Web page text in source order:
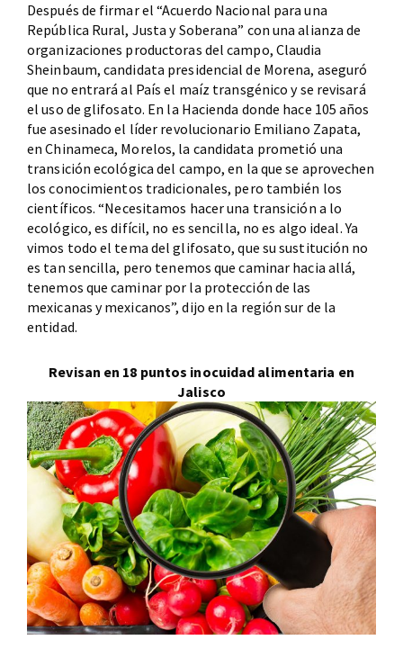
Después de firmar el “Acuerdo Nacional para una
República Rural, Justa y Soberana” con una alianza de
organizaciones productoras del campo, Claudia
Sheinbaum, candidata presidencial de Morena, aseguró
que no entrará al País el maíz transgénico y se revisará
el uso de glifosato. En la Hacienda donde hace 105 años
fue asesinado el líder revolucionario Emiliano Zapata,
en Chinameca, Morelos, la candidata prometió una
transición ecológica del campo, en la que se aprovechen
los conocimientos tradicionales, pero también los
científicos. “Necesitamos hacer una transición a lo
ecológico, es difícil, no es sencilla, no es algo ideal. Ya
vimos todo el tema del glifosato, que su sustitución no
es tan sencilla, pero tenemos que caminar hacia allá,
tenemos que caminar por la protección de las
mexicanas y mexicanos”, dijo en la región sur de la
entidad.
Revisan en 18 puntos inocuidad alimentaria en
Jalisco